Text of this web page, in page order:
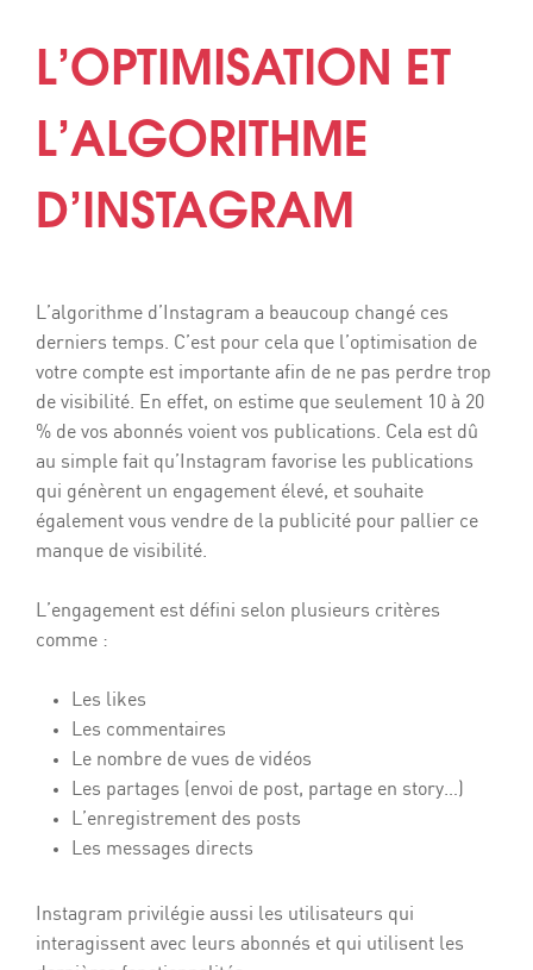
L’OPTIMISATION ET
L’ALGORITHME
D’INSTAGRAM
L’algorithme d’Instagram a beaucoup changé ces
derniers temps. C’est pour cela que l’optimisation de
votre compte est importante afin de ne pas perdre trop
de visibilité. En effet, on estime que seulement 10 à 20
% de vos abonnés voient vos publications. Cela est dû
au simple fait qu’Instagram favorise les publications
qui génèrent un engagement élevé, et souhaite
également vous vendre de la publicité pour pallier ce
manque de visibilité.
L’engagement est défini selon plusieurs critères
comme :
Les likes
Les commentaires
Le nombre de vues de vidéos
Les partages (envoi de post, partage en story…)
L’enregistrement des posts
Les messages directs
Instagram privilégie aussi les utilisateurs qui
interagissent avec leurs abonnés et qui utilisent les